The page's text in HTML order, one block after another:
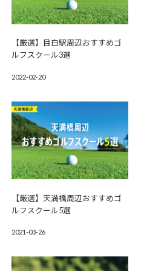
【厳選】目白駅周辺おすすめゴ
ルフスクール3選
2022-02-20
【厳選】天満橋周辺おすすめゴ
ルフスクール5選
2021-03-26